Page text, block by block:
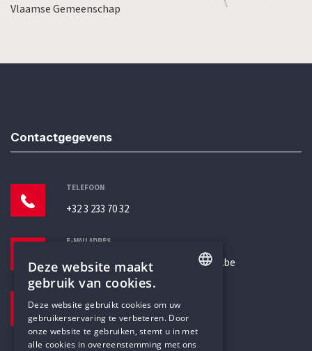
Vlaamse Gemeenschap
Contactgegevens
TELEFOON
+32 3 233 70 32
E-MAILADRES
secretariaat@humanistischverbond.be
Pottenbrug 4
Antwerpen, 2000
DUTCH
Deze website maakt
gebruik van cookies.
Deze website gebruikt cookies om uw
gebruikerservaring te verbeteren. Door
onze website te gebruiken, stemt u in met
alle cookies in overeenstemming met ons